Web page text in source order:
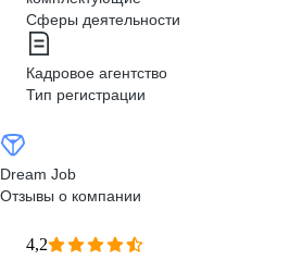
Сферы деятельности
Кадровое агентство
Тип регистрации
Dream Job
Отзывы о компании
4,2